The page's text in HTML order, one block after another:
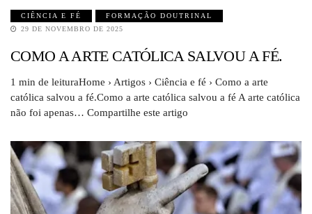
CIÊNCIA E FÉ
FORMAÇÃO DOUTRINAL
29 DE NOVEMBRO DE 2025
COMO A ARTE CATÓLICA SALVOU A FÉ.
1 min de leituraHome › Artigos › Ciência e fé › Como a arte
católica salvou a fé.Como a arte católica salvou a fé A arte católica
não foi apenas… Compartilhe este artigo